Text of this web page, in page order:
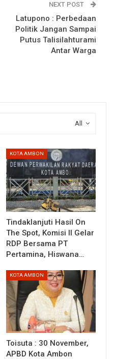
NEXT POST
Latupono : Perbedaan
Politik Jangan Sampai
Putus Talisilahturami
Antar Warga
All
KOTA AMBON
Tindaklanjuti Hasil On
The Spot, Komisi II Gelar
RDP Bersama PT
Pertamina, Hiswana…
KOTA AMBON
Toisuta : 30 November,
APBD Kota Ambon